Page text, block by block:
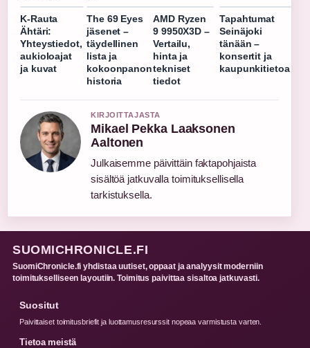
K-Rauta
Ähtäri:
Yhteystiedot,
aukioloajat
ja kuvat
The 69 Eyes
jäsenet –
täydellinen
lista ja
kokoonpanon
historia
AMD Ryzen
9 9950X3D –
Vertailu,
hinta ja
tekniset
tiedot
Tapahtumat
Seinäjoki
tänään –
konsertit ja
kaupunkitietoa
KIRJOITTAJASTA
Mikael Pekka Laaksonen
Aaltonen
Julkaisemme päivittäin faktapohjaista
sisältöä jatkuvalla toimituksellisella
tarkistuksella.
SUOMICHRONICLE.FI
SuomiChronicle.fi yhdistaa uutiset, oppaat ja analyysit moderniin
toimitukselliseen layoutiin. Toimitus paivittaa sisaltoa jatkuvasti.
Suositut
Paivittaiset toimitusbriefit ja luottamusresurssit nopeaa varmistusta varten.
Tietoa meistä